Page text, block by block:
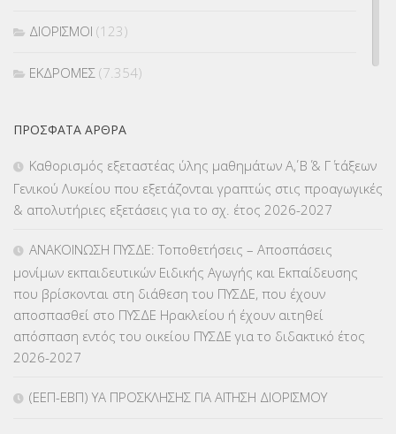
ΔΙΟΡΙΣΜΟΙ (123)
ΕΚΔΡΟΜΕΣ (7.354)
(366)
ΕΠΙΜΟΡΦΩΣΗ Τ.Π.Ε.(10)
ΚΕΣΥ(60)
ΚΕΣΥΠ(109)
ΚΠγ – ΚΡΑΤΙΚΟ ΠΙΣΤΟΠΟΙΗΤΙΚΟ ΓΛΩΣΣΟΜΑΘΕΙΑΣ
ΚΠπ- ΚΡΑΤΙΚΟ ΠΙΣΤΟΠΟΙΗΤΙΚΟ ΠΛΗΡΟΦΟΡΙΚΗΣ(12)
ΠΡΌΣΦΑΤΑ ΆΡΘΡΑ
Καθορισμός εξεταστέας ύλης μαθημάτων Α΄, Β΄ & Γ΄ τάξεων
Γενικού Λυκείου που εξετάζονται γραπτώς στις προαγωγικές
& απολυτήριες εξετάσεις για το σχ. έτος 2026-2027
ΑΝΑΚΟΙΝΩΣΗ ΠΥΣΔΕ: Τοποθετήσεις – Αποσπάσεις
μονίμων εκπαιδευτικών Ειδικής Αγωγής και Εκπαίδευσης
που βρίσκονται στη διάθεση του ΠΥΣΔΕ, που έχουν
αποσπασθεί στο ΠΥΣΔΕ Ηρακλείου ή έχουν αιτηθεί
απόσπαση εντός του οικείου ΠΥΣΔΕ για το διδακτικό έτος
2026-2027
(ΕΕΠ-ΕΒΠ) ΥΑ ΠΡΟΣΚΛΗΣΗΣ ΓΙΑ ΑΙΤΗΣΗ ΔΙΟΡΙΣΜΟΥ